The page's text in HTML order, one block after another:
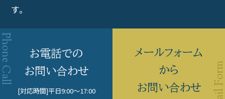
す。
お電話での
お問い合わせ
[対応時間]平日9:00〜17:00
メールフォーム
から
お問い合わせ